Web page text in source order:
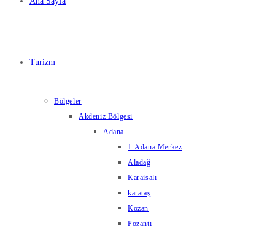
Turizm
Bölgeler
Akdeniz Bölgesi
Adana
1-Adana Merkez
Aladağ
Karaisalı
karataş
Kozan
Pozantı